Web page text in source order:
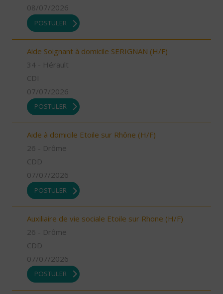
08/07/2026
POSTULER
Aide Soignant à domicile SERIGNAN (H/F)
34 - Hérault
CDI
07/07/2026
POSTULER
Aide à domicile Etoile sur Rhône (H/F)
26 - Drôme
CDD
07/07/2026
POSTULER
Auxiliaire de vie sociale Etoile sur Rhone (H/F)
26 - Drôme
CDD
07/07/2026
POSTULER